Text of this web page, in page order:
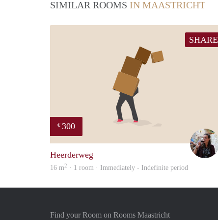
SIMILAR ROOMS IN MAASTRICHT
SHARE
€ 300
Heerderweg
16 m2 · 1 room · Immediately - Indefinite period
Find your Room on Rooms Maastricht